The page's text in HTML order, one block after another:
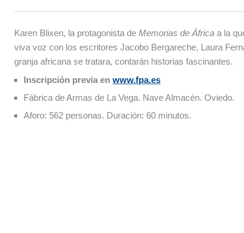
Karen Blixen, la protagonista de Memorias de África a la
viva voz con los escritores Jacobo Bergareche, Laura
granja africana se tratara, contarán historias fascinantes.
Inscripción previa en www.fpa.es
Fábrica de Armas de La Vega. Nave Almacén. Oviedo.
Aforo: 562 personas. Duración: 60 minutos.